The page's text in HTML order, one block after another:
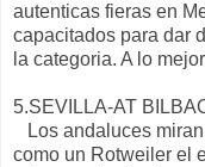
autenticas fieras en
capacitados para dar
la categoria. A lo
5.SEVILLA-AT
Los andaluces
como un Rotweiler el